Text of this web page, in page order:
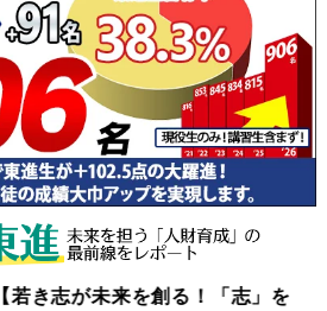
【若き志が未来を創る！「志」を